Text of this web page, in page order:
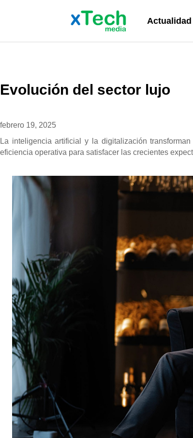
Actualidad
Evolución del sector lujo
febrero 19, 2025
La inteligencia artificial y la digitalización
eficiencia operativa para satisfacer las crecientes